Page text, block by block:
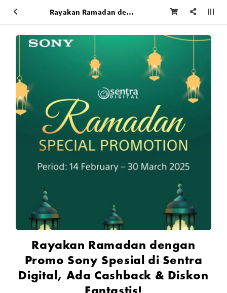
Rayakan Ramadan dengan Promo Sony Spesial di Sentra Digital, Ada Cashback & Diskon Fantastis!
Rayakan Ramadan dengan
Promo Sony Spesial di Sentra
Digital, Ada Cashback & Diskon